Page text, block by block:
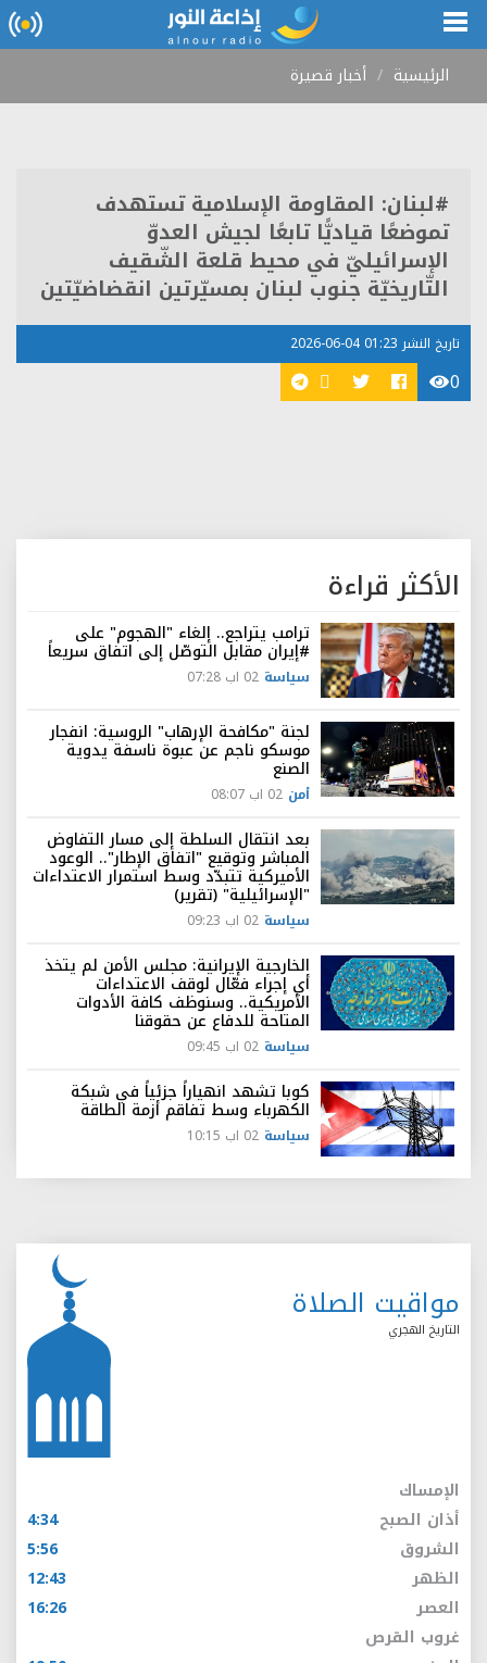
الرئيسية أخبار قصيرة
#لبنان: المقاومة الإسلامية تستهدف
تموضعًا قياديًّا تابعًا لجيش العدوّ
الإسرائيليّ في محيط قلعة الشّقيف
التّاريخيّة جنوب لبنان بمسيّرتين انقضاضيّتين
تاريخ النشر 01:23 04-06-2026
0
الأكثر قراءة
ترامب يتراجع.. إلغاء "الهجوم" على
#إيران مقابل التوصّل إلى اتفاق سريعاً
سياسة 02 اب 07:28
لجنة "مكافحة الإرهاب" الروسية: انفجار
موسكو ناجم عن عبوة ناسفة يدوية
الصنع
أمن 02 اب 08:07
بعد انتقال السلطة إلى مسار التفاوض
المباشر وتوقيع "اتفاق الإطار".. الوعود
الأميركية تتبدّد وسط استمرار الاعتداءات
"الإسرائيلية" (تقرير)
سياسة 02 اب 09:23
الخارجية الإيرانية: مجلس الأمن لم يتخذ
أي إجراء فعّال لوقف الاعتداءات
الأمريكية.. وسنوظف كافة الأدوات
المتاحة للدفاع عن حقوقنا
سياسة 02 اب 09:45
كوبا تشهد انهياراً جزئياً في شبكة
الكهرباء وسط تفاقم أزمة الطاقة
سياسة 02 اب 10:15
مواقيت الصلاة
التاريخ الهجري
الإمساك
أذان الصبح
4:34
الشروق
5:56
الظهر
12:43
العصر
16:26
غروب القرص